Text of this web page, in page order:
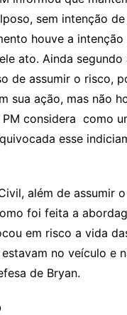
sem intenção
houve a
ato. Ainda segundo
de assumir o risco,
sua ação, mas não
considera como
esse
além de assumir
foi feita a
em risco a vida
no veículo e
de Bryan.